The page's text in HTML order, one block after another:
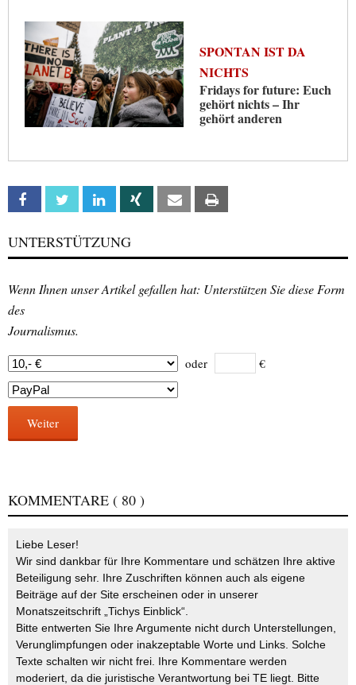
SPONTAN IST DA
NICHTS
Fridays for future: Euch
gehört nichts – Ihr
gehört anderen
Facebook Twitter Linkedin Xing Email
UNTERSTÜTZUNG
Wenn Ihnen unser Artikel gefallen hat: Unterstützen Sie diese Form
des
Journalismus.
oder €
Weiter
KOMMENTARE ( 80 )
Liebe Leser!
Wir sind dankbar für Ihre Kommentare und schätzen Ihre aktive
Beteiligung sehr. Ihre Zuschriften können auch als eigene
Beiträge auf der Site erscheinen oder in unserer
Monatszeitschrift „Tichys Einblick“.
Bitte entwerten Sie Ihre Argumente nicht durch Unterstellungen,
Verunglimpfungen oder inakzeptable Worte und Links. Solche
Texte schalten wir nicht frei. Ihre Kommentare werden
moderiert, da die juristische Verantwortung bei TE liegt. Bitte